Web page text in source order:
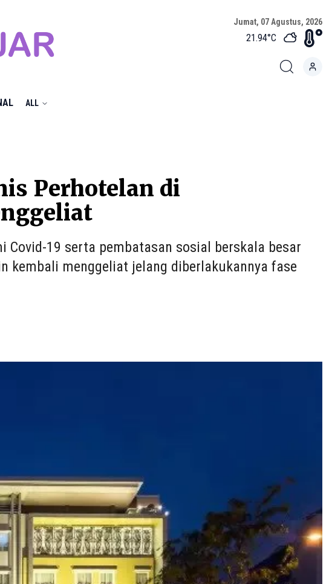
Jumat, 07 Agustus, 2026
21.94°C
ALL
Perhotelan di
Covid-19 serta pembatasan sosial berskala besar
kembali menggeliat jelang diberlakukannya fase